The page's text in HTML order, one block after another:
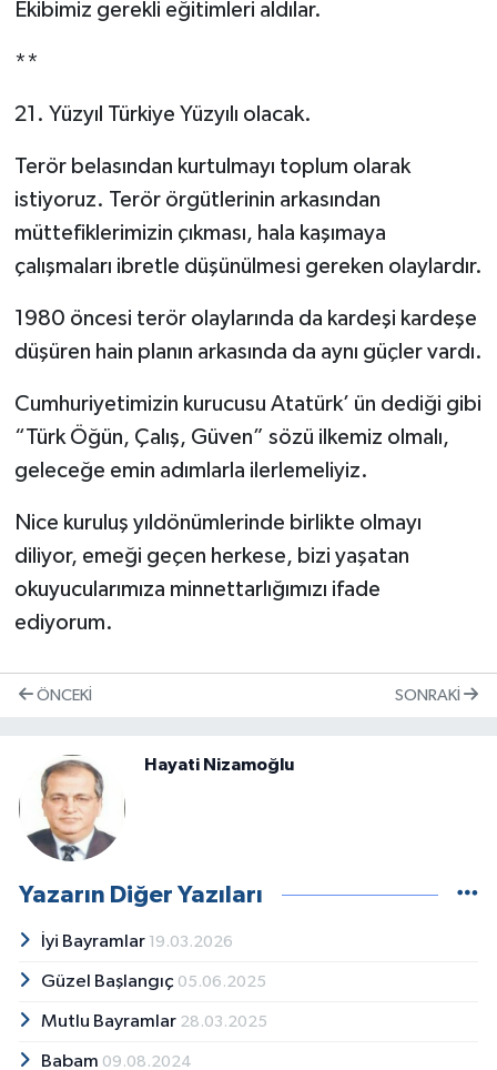
Ekibimiz gerekli eğitimleri aldılar.
**
21. Yüzyıl Türkiye Yüzyılı olacak.
Terör belasından kurtulmayı toplum olarak
istiyoruz. Terör örgütlerinin arkasından
müttefiklerimizin çıkması, hala kaşımaya
çalışmaları ibretle düşünülmesi gereken olaylardır.
1980 öncesi terör olaylarında da kardeşi kardeşe
düşüren hain planın arkasında da aynı güçler vardı.
Cumhuriyetimizin kurucusu Atatürk’ ün dediği gibi
“Türk Öğün, Çalış, Güven” sözü ilkemiz olmalı,
geleceğe emin adımlarla ilerlemeliyiz.
Nice kuruluş yıldönümlerinde birlikte olmayı
diliyor, emeği geçen herkese, bizi yaşatan
okuyucularımıza minnettarlığımızı ifade
ediyorum.
ÖNCEKI SONRAKI
Hayati Nizamoğlu
Yazarın Diğer Yazıları
İyi Bayramlar 19.03.2026
Güzel Başlangıç 05.06.2025
Mutlu Bayramlar 28.03.2025
Babam 09.08.2024